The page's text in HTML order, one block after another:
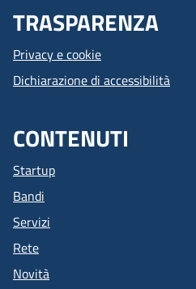
TRASPARENZA
Privacy e cookie
Dichiarazione di accessibilità
CONTENUTI
Startup
Bandi
Servizi
Rete
Novità